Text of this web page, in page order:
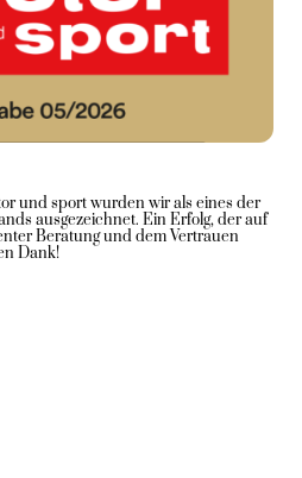
und sportwurden wir als eines der
ausgezeichnet. Ein Erfolg, der auf
Beratung und dem Vertrauen
Dank!